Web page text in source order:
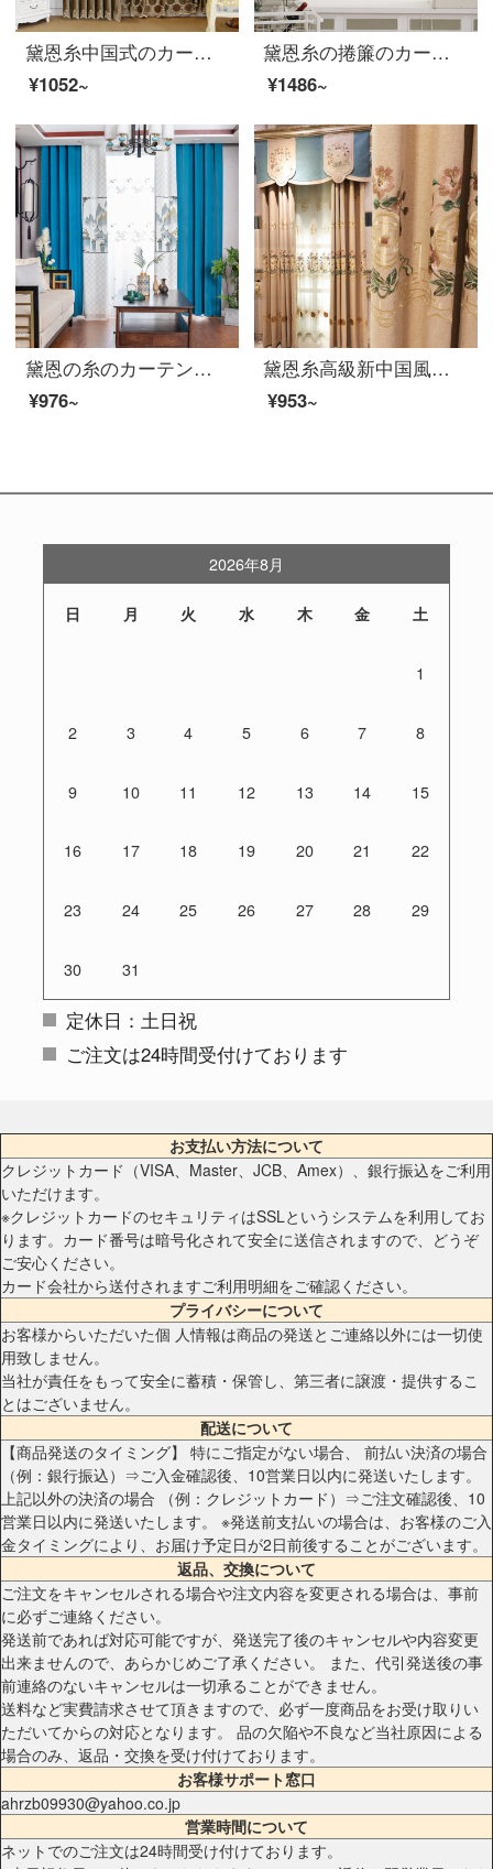
黛恩糸中国式のカーテンをカスタマイズして豪華客間の寝室の綿布を透かして刺繍の半遮光のカーテンを透かして簡単に現代のカレー色の布の一メートルごとに予約します（加工は無料です）。
¥1052~
黛恩糸の捲簾のカーテンの新しい中国式七襞の柔らかい紗のカーテンの昇降百葉のカーテンを引く客間の寝室の台所の洗面所の遮光断熱材をカスタマイズして蓮の花を注文して何平方メートル撮りますか？
¥1486~
黛恩の糸のカーテンのリビングルームの中国式カーテンの遮光完成品を簡単に予約しました。現代の寝室の書斎の床と窓の純色を組み合わせて、新しい中国式風景の山水画布の幅を一メートル（固定幅5メートル、6メートル、7メートル）何メートルで何枚か撮りますか？
¥976~
黛恩糸高級新中国風のカーテンは寝室のシニールの刺繍入り窓をカスタマイズして窓の遮光布の一メートルごとに（無料のカーテンと部品などを加工して別に計算します）何メートルを要して何枚か撮りますか？
¥953~
2026年8月
日 月 火 水 木 金 土
1
2 3 4 5 6 7 8
9 10 11 12 13 14 15
16 17 18 19 20 21 22
23 24 25 26 27 28 29
30 31
定休日：土日祝
ご注文は24時間受付けております
お支払い方法について
クレジットカード（VISA、Master、JCB、Amex）、銀行振込をご利用
いただけます。
※クレジットカードのセキュリティはSSLというシステムを利用してお
ります。カード番号は暗号化されて安全に送信されますので、どうぞ
ご安心ください。
カード会社から送付されますご利用明細をご確認ください。
プライバシーについて
お客様からいただいた個 人情報は商品の発送とご連絡以外には一切使
用致しません。
当社が責任をもって安全に蓄積・保管し、第三者に譲渡・提供するこ
とはございません。
配送について
【商品発送のタイミング】 特にご指定がない場合、 前払い決済の場合
（例：銀行振込）⇒ご入金確認後、10営業日以内に発送いたします。
上記以外の決済の場合 （例：クレジットカード）⇒ご注文確認後、10
営業日以内に発送いたします。 ※発送前支払いの場合は、お客様のご入
金タイミングにより、お届け予定日が2日前後することがございます。
返品、交換について
ご注文をキャンセルされる場合や注文内容を変更される場合は、事前
に必ずご連絡ください。
発送前であれば対応可能ですが、発送完了後のキャンセルや内容変更
出来ませんので、あらかじめご了承ください。 また、代引発送後の事
前連絡のないキャンセルは一切承ることができません。
送料など実費請求させて頂きますので、必ず一度商品をお受け取りい
ただいてからの対応となります。 品の欠陥や不良など当社原因による
場合のみ、返品・交換を受け付けております。
お客様サポート窓口
ahrzb09930@yahoo.co.jp
営業時間について
ネットでのご注文は24時間受け付けております。